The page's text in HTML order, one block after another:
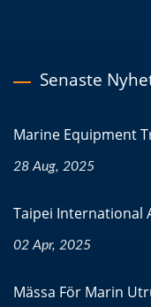
Senaste
Marine Equipment
28 Aug, 2025
Taipei International
02 Apr, 2025
Mässa För Marin